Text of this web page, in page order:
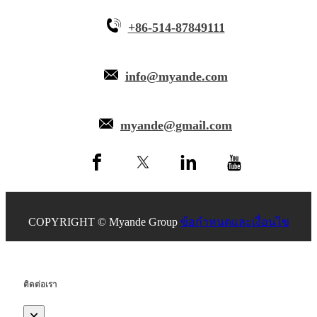
+86-514-87849111
info@myande.com
myande@gmail.com
COPYRIGHT © Myande Group ข้อกำหนดและเงื่อนไข
ติดต่อเรา